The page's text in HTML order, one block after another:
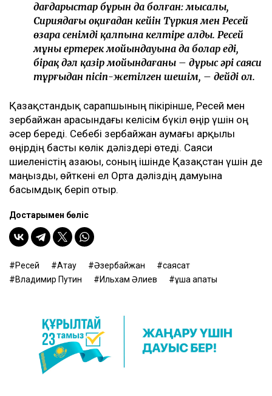
дағдарыстар бұрын да болған: мысалы,
Сириядағы оқиғадан кейін Түркия мен Ресей
өзара сенімді қалпына келтіре алды. Ресей
мұны ертерек мойындауына да болар еді,
бірақ дәл қазір мойындағаны – дұрыс әрі саяси
тұрғыдан пісіп-жетілген шешім, – дейді ол.
Қазақстандық сарапшының пікірінше, Ресей мен
Әзербайжан арасындағы келісім бүкіл өңір үшін оң
әсер береді. Себебі Әзербайжан аумағы арқылы
өңірдің басты көлік дәліздері өтеді. Саяси
шиеленістің азаюы, соның ішінде Қазақстан үшін де
маңызды, өйткені ел Орта дәліздің дамуына
басымдық беріп отыр.
Достарыңмен бөліс
Ресей Ақтау Әзербайжан
саясат
Владимир Путин
Ильхам Әлиев ұшақ апаты